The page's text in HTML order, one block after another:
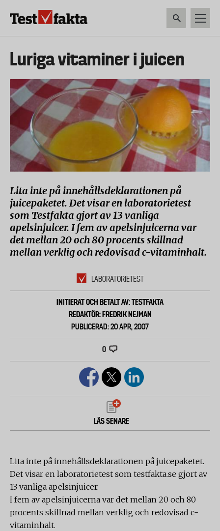
Huvudmeny
ny
Luriga vitaminer i juicen
Lita inte på innehållsdeklarationen på
juicepaketet. Det visar en laboratorietest
som Testfakta gjort av 13 vanliga
apelsinjuicer. I fem av apelsinjuicerna var
det mellan 20 och 80 procents skillnad
mellan verklig och redovisad c-vitaminhalt.
LABORATORIETEST
INITIERAT OCH BETALT AV: TESTFAKTA
REDAKTÖR: FREDRIK NEJMAN
PUBLICERAD: 20 APR, 2007
0
LÄS SENARE
Lita inte på innehållsdeklarationen på juicepaketet.
Det visar en laboratorietest som testfakta.se gjort av
13 vanliga apelsinjuicer.
I fem av apelsinjuicerna var det mellan 20 och 80
procents skillnad mellan verklig och redovisad c-
vitaminhalt.